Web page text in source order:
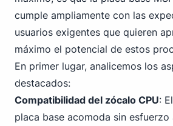
cumple ampliamente con las
usuarios exigentes que quieren
máximo el potencial de estos
En primer lugar, analicemos los
destacados:
Compatibilidad del zócalo CPU:
placa base acomoda sin